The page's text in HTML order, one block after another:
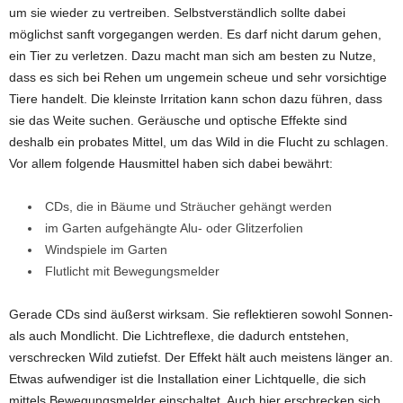
um sie wieder zu vertreiben. Selbstverständlich sollte dabei
möglichst sanft vorgegangen werden. Es darf nicht darum gehen,
ein Tier zu verletzen. Dazu macht man sich am besten zu Nutze,
dass es sich bei Rehen um ungemein scheue und sehr vorsichtige
Tiere handelt. Die kleinste Irritation kann schon dazu führen, dass
sie das Weite suchen. Geräusche und optische Effekte sind
deshalb ein probates Mittel, um das Wild in die Flucht zu schlagen.
Vor allem folgende Hausmittel haben sich dabei bewährt:
CDs, die in Bäume und Sträucher gehängt werden
im Garten aufgehängte Alu- oder Glitzerfolien
Windspiele im Garten
Flutlicht mit Bewegungsmelder
Gerade CDs sind äußerst wirksam. Sie reflektieren sowohl Sonnen-
als auch Mondlicht. Die Lichtreflexe, die dadurch entstehen,
verschrecken Wild zutiefst. Der Effekt hält auch meistens länger an.
Etwas aufwendiger ist die Installation einer Lichtquelle, die sich